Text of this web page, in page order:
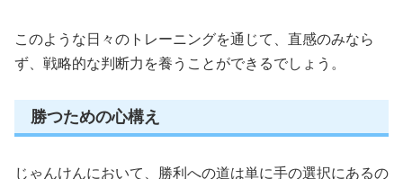
このような日々のトレーニングを通じて、直感のみなら
ず、戦略的な判断力を養うことができるでしょう。
勝つための心構え
じゃんけんにおいて、勝利への道は単に手の選択にあるの